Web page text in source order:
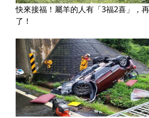
快來接福！屬羊的人有「3福2喜」，
了！